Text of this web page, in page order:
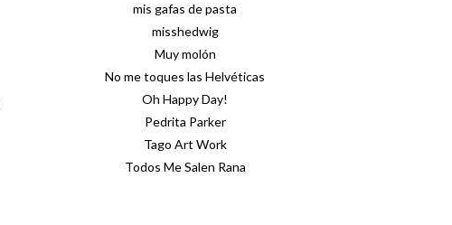
mis gafas de pasta
misshedwig
Muy molón
No me toques las Helvéticas
Oh Happy Day!
Pedrita Parker
Tago Art Work
Todos Me Salen Rana